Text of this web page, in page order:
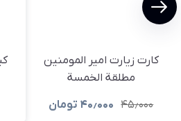
کارت زیارت امیر المومنین
مطلقة الخمسة
۴۵٫۰۰۰ ۴۰٫۰۰۰ تومان